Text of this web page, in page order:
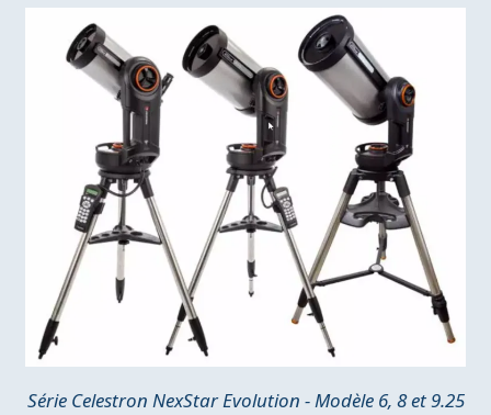
Série Celestron NexStar Evolution - Modèle 6, 8 et 9.25